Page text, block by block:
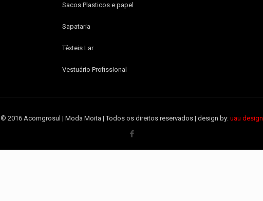
Sacos Plasticos e papel
Sapataria
Têxteis Lar
Vestuário Profissional
© 2016 Acomgrosul | Moda Moita | Todos os direitos reservados | design by:uau design